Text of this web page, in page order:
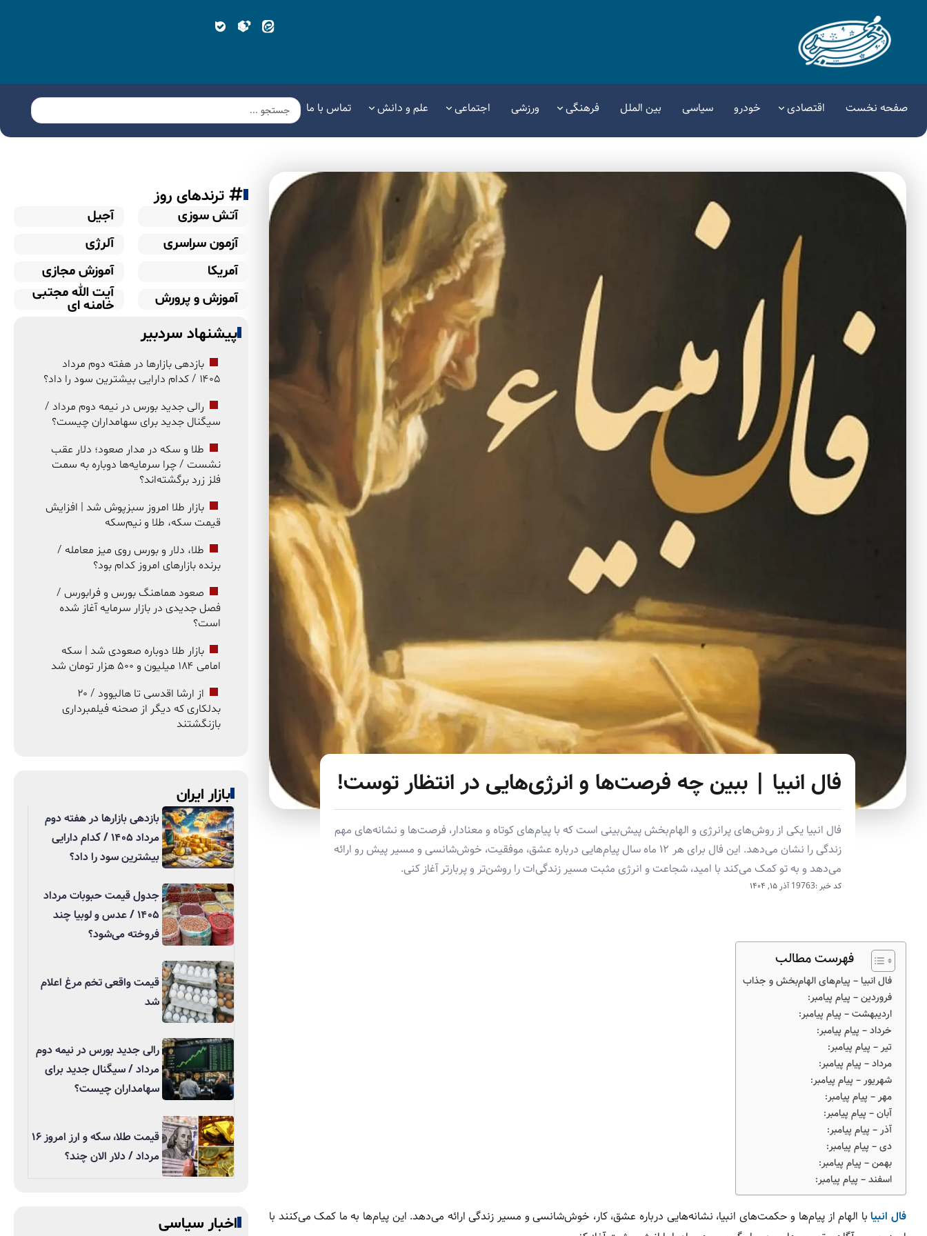
صفحه نخست اقتصادی خودرو سیاسی بین الملل فرهنگی ورزشی اجتماعی علم و دانش تماس با ما
فال انبیا | ببین چه فرصت‌ها و انرژی‌هایی در انتظار توست!
فال انبیا یکی از روش‌های پرانرژی و الهام‌بخش پیش‌بینی است که با پیام‌های کوتاه و معنادار، فرصت‌ها و نشانه‌های مهم
زندگی را نشان می‌دهد. این فال برای هر ۱۲ ماه سال پیام‌هایی درباره عشق، موفقیت، خوش‌شانسی و مسیر پیش رو ارائه
می‌دهد و به تو کمک می‌کند با امید، شجاعت و انرژی مثبت مسیر زندگی‌ات را روشن‌تر و پربارتر آغاز کنی.
کد خبر :19763 آذر ۱۵, ۱۴۰۴
فهرست مطالب
فال انبیا – پیام‌های الهام‌بخش و جذاب
فروردین – پیام پیامبر:
اردیبهشت – پیام پیامبر:
خرداد – پیام پیامبر:
تیر – پیام پیامبر:
مرداد – پیام پیامبر:
شهریور – پیام پیامبر:
مهر – پیام پیامبر:
آبان – پیام پیامبر:
آذر – پیام پیامبر:
دی – پیام پیامبر:
بهمن – پیام پیامبر:
اسفند – پیام پیامبر:
فال انبیابا الهام از پیام‌ها و حکمت‌های انبیا، نشانه‌هایی درباره عشق، کار، خوش‌شانسی و مسیر زندگی ارائه می‌دهد. این پیام‌ها به ما کمک می‌کنند با
ترندهای روز
آتش سوزی
آجیل
آزمون سراسری
آلرژی
آمریکا
آموزش مجازی
آموزش و پرورش
آیت الله مجتبی
خامنه ای
پیشنهاد سردبیر
بازدهی بازارها در هفته دوم مرداد
۱۴۰۵ / کدام دارایی بیشترین سود را داد؟
رالی جدید بورس در نیمه دوم مرداد /
سیگنال جدید برای سهامداران چیست؟
طلا و سکه در مدار صعود؛ دلار عقب
نشست / چرا سرمایه‌ها دوباره به سمت
فلز زرد برگشته‌اند؟
بازار طلا امروز سبزپوش شد | افزایش
قیمت سکه، طلا و نیم‌سکه
طلا، دلار و بورس روی میز معامله /
برنده بازارهای امروز کدام بود؟
صعود هماهنگ بورس و فرابورس /
فصل جدیدی در بازار سرمایه آغاز شده
است؟
بازار طلا دوباره صعودی شد | سکه
امامی ۱۸۴ میلیون و ۵۰۰ هزار تومان شد
از ارشا اقدسی تا هالیوود / ۲۰
بدلکاری که دیگر از صحنه فیلمبرداری
بازنگشتند
بازار ایران
بازدهی بازارها در هفته دوم
مرداد ۱۴۰۵ / کدام دارایی
بیشترین سود را داد؟
جدول قیمت حبوبات مرداد
۱۴۰۵ / عدس و لوبیا چند
فروخته می‌شود؟
قیمت واقعی تخم مرغ اعلام
شد
رالی جدید بورس در نیمه دوم
مرداد / سیگنال جدید برای
سهامداران چیست؟
قیمت طلا، سکه و ارز امروز ۱۶
مرداد / دلار الان چند؟
اخبار سیاسی